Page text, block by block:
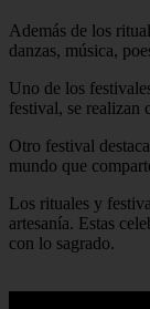
Además de los
danzas, música,
Uno de los
festival, se realizan
Otro festival
mundo que
Los rituales y
artesanía. Estas
con lo sagrado.